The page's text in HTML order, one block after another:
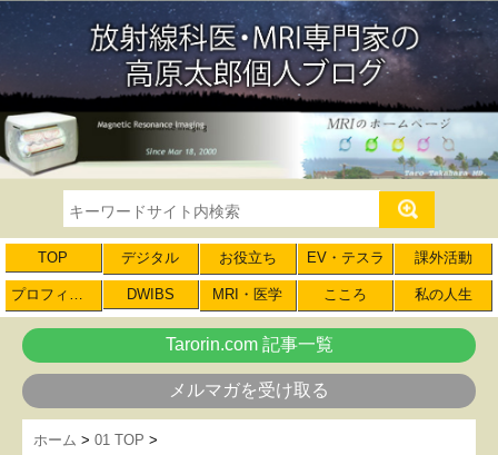
TOP デジタル お役立ち EV・テスラ 課外活動
プロフィール DWIBS MRI・医学 こころ 私の人生
Tarorin.com 記事一覧
メルマガを受け取る
ホーム > 01 TOP >